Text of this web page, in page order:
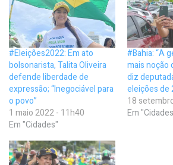
#Eleições2022: Em ato
bolsonarista, Talita Oliveira
defende liberdade de
expressão; “Inegociável para
o povo”
1 maio 2022 - 11h40
Em "Cidades"
#Bahia: “A
mais noção
diz
eleições de
18
Em